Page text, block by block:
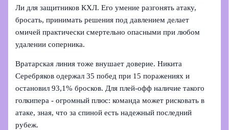
Ли для защитников КХЛ. Его умение разгонять атаку,
бросать, принимать решения под давлением делает
омичей практически смертельно опасными при любом
удалении соперника.
Вратарская линия тоже внушает доверие. Никита
Серебряков одержал 35 побед при 15 поражениях и
остановил 93,1% бросков. Для плей-офф наличие такого
голкипера - огромный плюс: команда может рисковать в
атаке, зная, что за спиной есть надежный последний
рубеж.